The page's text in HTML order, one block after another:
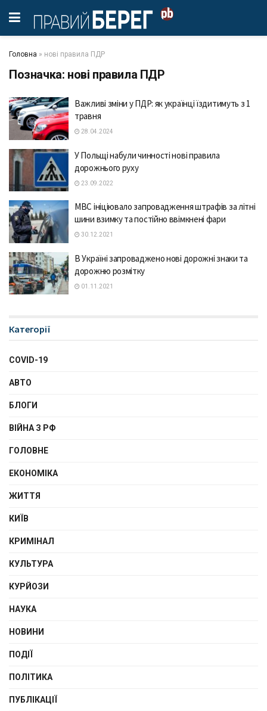
Головна » нові правила ПДР
Позначка: нові правила ПДР
Важливі зміни у ПДР: як українці їздитимуть з 1
травня
28.04.2024
У Польщі набули чинності нові правила
дорожнього руху
23.09.2022
МВС ініціювало запровадження штрафів за літні
шини взимку та постійно ввімкнені фари
30.12.2021
В Україні запроваджено нові дорожні знаки та
дорожню розмітку
01.11.2021
Категорії
COVID-19
АВТО
БЛОГИ
ВІЙНА З РФ
ГОЛОВНЕ
ЕКОНОМІКА
ЖИТТЯ
КИЇВ
КРИМІНАЛ
КУЛЬТУРА
КУРЙОЗИ
НАУКА
НОВИНИ
ПОДІЇ
ПОЛІТИКА
ПУБЛІКАЦІЇ